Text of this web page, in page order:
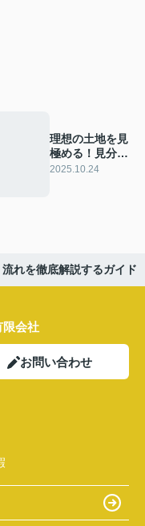
理想の土地を見
極める！見分け
方のポイントと
2025.10.24
れを徹底解説するガイド
限会社
お問い合わせ